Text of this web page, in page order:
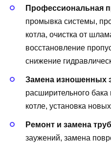
Профессиональная
промывка системы,
котла, очистка от
восстановление
снижение
Замена изношенных
расширительного бака
котле, установка
Ремонт и замена
заужений, замена